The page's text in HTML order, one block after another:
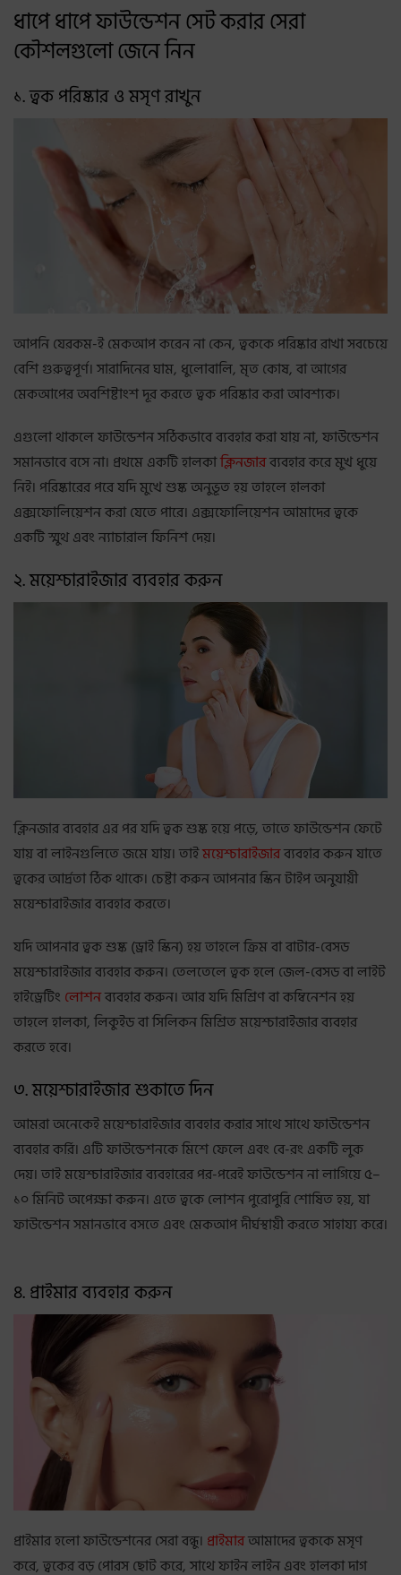
ধাপে ধাপে ফাউন্ডেশন সেট করার সেরা
কৌশলগুলো জেনে নিন
১. ত্বক পরিষ্কার ও মসৃণ রাখুন
আপনি যেরকম-ই মেকআপ করেন না কেন, ত্বককে পরিষ্কার রাখা সবচেয়ে
বেশি গুরুত্বপূর্ণ। সারাদিনের ঘাম, ধুলোবালি, মৃত কোষ, বা আগের
মেকআপের অবশিষ্টাংশ দূর করতে ত্বক পরিষ্কার করা আবশ্যক।
এগুলো থাকলে ফাউন্ডেশন সঠিকভাবে ব্যবহার করা যায় না, ফাউন্ডেশন
সমানভাবে বসে না। প্রথমে একটি হালকাক্লিনজারব্যবহার করে মুখ ধুয়ে
নিই। পরিষ্কারের পরে যদি মুখে শুষ্ক অনুভূত হয় তাহলে হালকা
এক্সফোলিয়েশন করা যেতে পারে। এক্সফোলিয়েশন আমাদের ত্বকে
একটি স্মুথ এবং ন্যাচারাল ফিনিশ দেয়।
২. ময়েশ্চারাইজার ব্যবহার করুন
ক্লিনজার ব্যবহার এর পর যদি ত্বক শুষ্ক হয়ে পড়ে, তাতে ফাউন্ডেশন ফেটে
যায় বা লাইনগুলিতে জমে যায়। তাইময়েশ্চারাইজারব্যবহার করুন যাতে
ত্বকের আর্দ্রতা ঠিক থাকে। চেষ্টা করুন আপনার স্কিন টাইপ অনুযায়ী
ময়েশ্চারাইজার ব্যবহার করতে।
যদি আপনার ত্বক শুষ্ক (ড্রাই স্কিন) হয় তাহলে ক্রিম বা বাটার-বেসড
ময়েশ্চারাইজার ব্যবহার করুন। তেলতেলে ত্বক হলে জেল-বেসড বা লাইট
হাইড্রেটিং লোশনব্যবহার করুন। আর যদি মিশ্রিণ বা কম্বিনেশন হয়
তাহলে হালকা, লিকুইড বা সিলিকন মিশ্রিত ময়েশ্চারাইজার ব্যবহার
করতে হবে।
৩. ময়েশ্চারাইজার শুকাতে দিন
আমরা অনেকেই ময়েশ্চারাইজার ব্যবহার করার সাথে সাথে ফাউন্ডেশন
ব্যবহার কর্রি। এটি ফাউন্ডেশনকে মিশে ফেলে এবং বে-রং একটি লুক
দেয়। তাই ময়েশ্চারাইজার ব্যবহারের পর-পরেই ফাউন্ডেশন না লাগিয়ে ৫–
১০ মিনিট অপেক্ষা করুন। এতে ত্বকে লোশন পুরোপুরি শোষিত হয়, যা
ফাউন্ডেশন সমানভাবে বসতে এবং মেকআপ দীর্ঘস্থায়ী করতে সাহায্য করে।
৪. প্রাইমার ব্যবহার করুন
প্রাইমার হলো ফাউন্ডেশনের সেরা বন্ধু। প্রাইমারআমাদের ত্বককে মসৃণ
করে, ত্বকের বড় পোরস ছোট করে, সাথে ফাইন লাইন এবং হালকা দাগ